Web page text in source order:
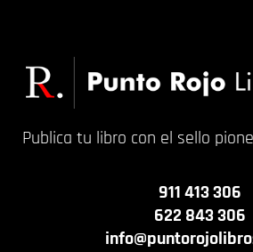
Publica tu libro con el sello
911 413 306
622 843 306